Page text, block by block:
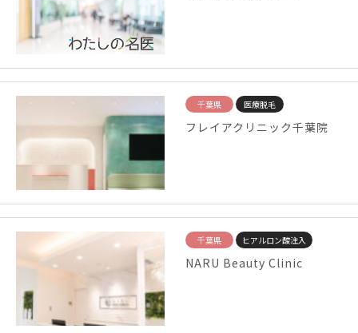
千葉県 医療脱毛
フレイアクリニック千葉院
千葉県 ヒアルロン酸注入
NARU Beauty Clinic